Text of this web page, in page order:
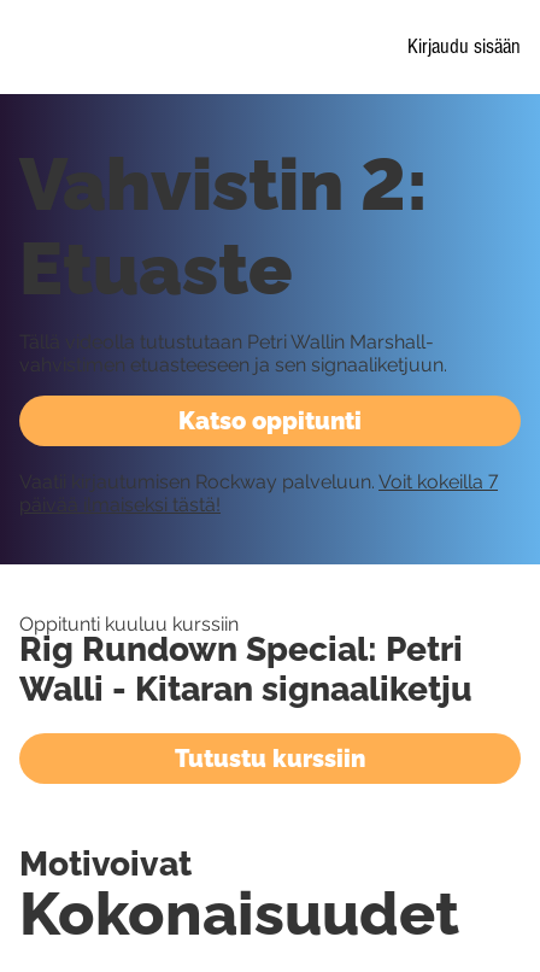
Kirjaudu sisään
Katso oppitunti
Vahvistin 2:
Etuaste
Tällä videolla tutustutaan Petri Wallin Marshall-
vahvistimen etuasteeseen ja sen signaaliketjuun.
Vaatii kirjautumisen Rockway palveluun. Voit kokeilla 7
päivää ilmaiseksi tästä!
Oppitunti kuuluu kurssiin
Rig Rundown Special: Petri
Walli - Kitaran signaaliketju
Tutustu kurssiin
Kokonaisuudet
Motivoivat